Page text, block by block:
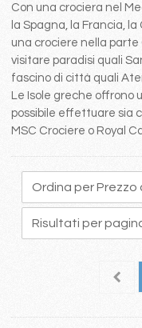
Con una crociera nel
la Spagna, la Francia,
una crociere nella parte
visitare paradisi quali
fascino di città quali
Le Isole greche offrono
possibile effettuare sia
MSC Crociere o Royal
21